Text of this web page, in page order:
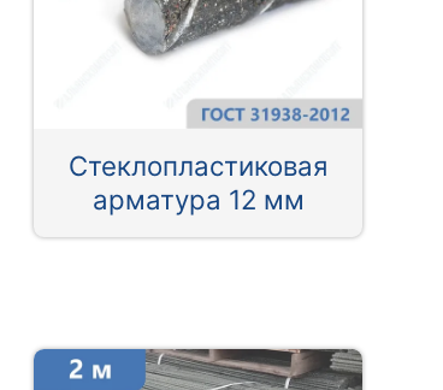
Стеклопластиковая
арматура 12 мм